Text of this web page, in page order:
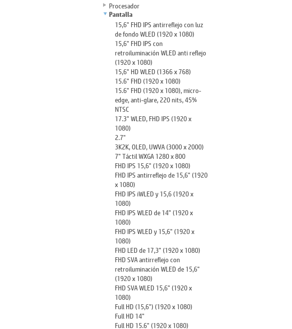
Procesador
Pantalla
15,6" FHD IPS antirreflejo con luz
de fondo WLED (1920 x 1080)
15,6" FHD IPS con
retroiluminación WLED anti reflejo
(1920 x 1080)
15,6" HD WLED (1366 x 768)
15.6" FHD (1920 x 1080)
15.6" FHD (1920 x 1080), micro-
edge, anti-glare, 220 nits, 45%
NTSC
17.3" WLED, FHD IPS (1920 x
1080)
2.7"
3K2K, OLED, UWVA (3000 x 2000)
7" Táctil WXGA 1280 x 800
FHD IPS 15,6" (1920 x 1080)
FHD IPS antirreflejo de 15,6" (1920
x 1080)
FHD IPS iWLED y 15,6 (1920 x
1080)
FHD IPS WLED de 14" (1920 x
1080)
FHD IPS WLED y 15,6" (1920 x
1080)
FHD LED de 17,3" (1920 x 1080)
FHD SVA antirreflejo con
retroiluminación WLED de 15,6"
(1920 x 1080)
FHD SVA WLED 15,6" (1920 x
1080)
Full HD (15,6") (1920 x 1080)
Full HD 14"
Full HD 15.6" (1920 x 1080)